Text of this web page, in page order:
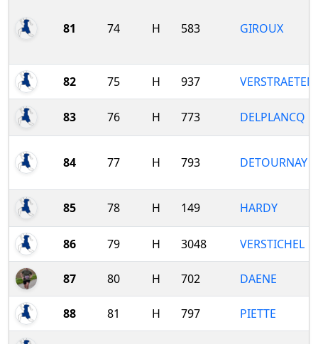
81 74 H 583 GIROUX
82 75 H 937 VERSTRAETEN
83 76 H 773 DELPLANCQ
84 77 H 793 DETOURNAY
85 78 H 149 HARDY
86 79 H 3048 VERSTICHEL
87 80 H 702 DAENE
88 81 H 797 PIETTE